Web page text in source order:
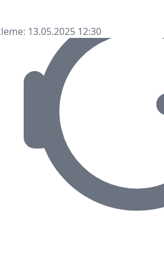
13.05.2025 12:30